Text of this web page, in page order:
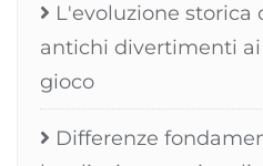
L'evoluzione storica
antichi divertimenti
gioco
Differenze